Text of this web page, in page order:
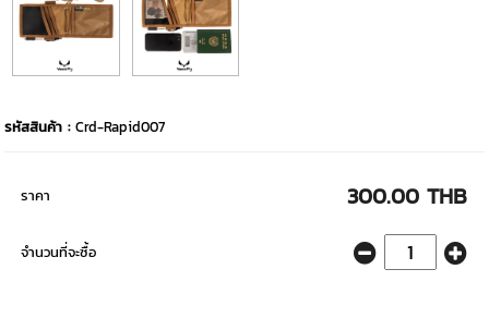
รหัสสินค้า :Crd-Rapid007
ราคา 300.00 THB
จำนวนที่จะซื้อ